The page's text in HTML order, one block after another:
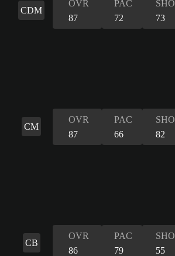
CDM
OVR
87
PAC
72
SHO
73
CM
OVR
87
PAC
66
SHO
82
CB
OVR
86
PAC
79
SHO
55